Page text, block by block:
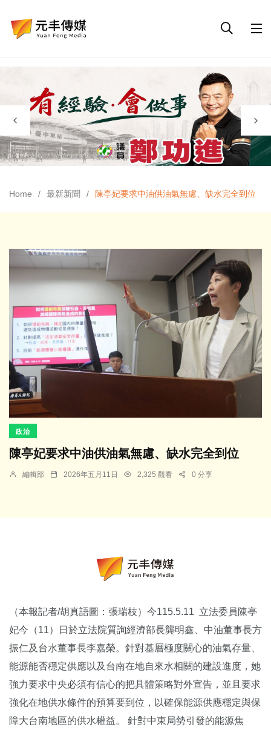
Home 最新新聞 陳亭妃要求中油供油氣無慮、缺水完全到位
政治
陳亭妃要求中油供油氣無慮、缺水完全到位
編輯部 2026年五月11日 2,325 觀看 0 分享
（本報記者/胡真語圖：張瑞枝）今115.5.11 立法委員陳亭
妃今（11）日於立法院質詢經濟部長龔明鑫、中油董事長方
振仁及台水董事長李嘉榮。針對基層極度關心的油氣存量、
能源能否穩定供應以及台南在地自來水相關的建設進度，她
強力要求中央必須有信心的把具體策略對外宣告，並且要求
強化在地供水條件的預算要到位，以確保能源供應穩定與保
障大台南地區的供水權益。 針對中東局勢引發的能源焦